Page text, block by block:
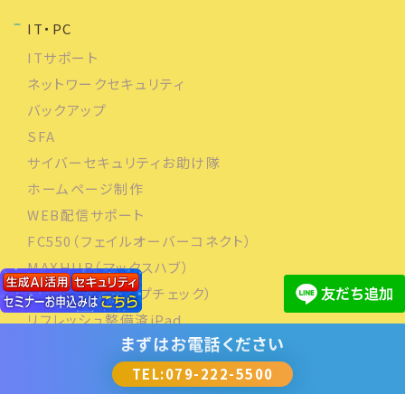
まずはお電話ください
TEL:079-222-5500
IT・PC
ITサポート
ネットワークセキュリティ
バックアップ
SFA
サイバーセキュリティお助け隊
ホームページ制作
WEB配信サポート
FC550（フェイルオーバーコネクト）
MAXHUB（マックスハブ）
AppCheck（アップチェック）
リフレッシュ整備済iPad
楽楽明細（ラクス）